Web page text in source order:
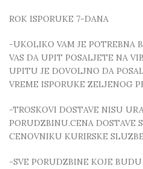
ROK ISPORUKE 7-DANA
-UKOLIKO VAM JE POTREBNA
VAS DA UPIT POSALJETE NA
UPITU JE DOVOLJNO DA
VREME ISPORUKE ZELJENOG
-TROSKOVI DOSTAVE NISU
PORUDZBINU.CENA DOSTAVE
CENOVNIKU KURIRSKE
-SVE PORUDZBINE KOJE